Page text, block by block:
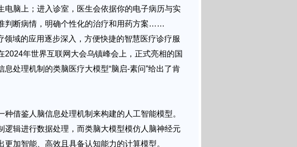
电脑上；进入诊室，医生会依据你的电子病历与实
判断病情，明确个性化的治疗和用药方案……
域的应用逐步深入，方便快捷的智慧医疗诊疗服
2024年世界互联网大会乌镇峰会上，正式亮相的国
息处理机制的类脑医疗大模型“脑启-素问”给出了肯
借鉴人脑信息处理机制来构建的人工智能模型。
逻辑进行数据处理，而类脑大模型模仿人脑神经元
更加智能、高效且具备认知能力的计算模型。